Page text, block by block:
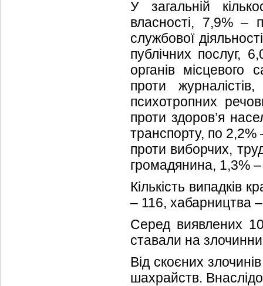
У загальній
власності, 7,9% –
службової
публічних послуг,
органів місцевого
проти
психотропних
проти здоров’я
транспорту, по 2,2%
проти виборчих,
громадянина, 1,3% –
Кількість випадків
– 116, хабарництва
Серед виявлених
ставали на
Від скоєних
шахрайств.